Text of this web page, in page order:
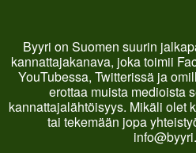
Byyri on Suomen suurin
kannattajakanava, joka toimii
YouTubessa, Twitterissä ja
erottaa muista medioista
kannattajalähtöisyys. Mikäli olet
tai tekemään jopa